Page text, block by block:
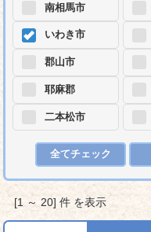
南相馬市
いわき市
郡山市
耶麻郡
二本松市
全てチェック
[1 ～ 20] 件 を表示